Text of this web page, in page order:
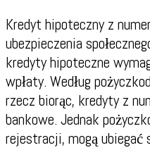
Kredyt hipoteczny z
ubezpieczenia
kredyty hipoteczne
wpłaty. Według
rzecz biorąc, kredyty z
bankowe. Jednak
rejestracji, mogą ubiegać